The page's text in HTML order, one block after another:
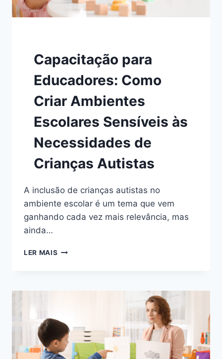
Capacitação para
Educadores: Como
Criar Ambientes
Escolares Sensíveis às
Necessidades de
Crianças Autistas
A inclusão de crianças autistas no
ambiente escolar é um tema que vem
ganhando cada vez mais relevância, mas
ainda…
LER MAIS CAPACITAÇÃO
SENSÍVEIS
ÀS
NECESSIDADES
DE